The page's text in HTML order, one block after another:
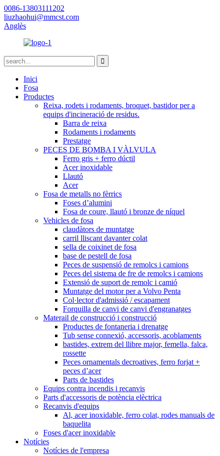
0086-13803111202
liuzhaohui@mmcst.com
Anglès
Inici
Fosa
Productes
Reixa, rodets i rodaments, broquet, bastidor per a
equips d'incineració de residus.
Barra de reixa
Rodaments i rodaments
Prestatge
PECES DE BOMBA I VÀLVULA
Ferro gris + ferro dúctil
Acer inoxidable
Llautó
Acer
Fosa de metalls no fèrrics
Foses d’alumini
Fosa de coure, llautó i bronze de níquel
Vehicles de fosa
claudàtors de muntatge
carril lliscant davanter colat
sella de coixinet de fosa
base de pestell de fosa
Peces de suspensió de remolcs i camions
Peces del sistema de fre de remolcs i camions
Extensió de suport de remolc i camió
Muntatge del motor per a Volvo Penta
Col·lector d'admissió / escapament
Forquilla de canvi de canvi d'engranatges
Materail de construcció i construcció
Productes de fontaneria i drenatge
Tub sense connexió, accessoris, acoblaments
bastides, extrem del llibre major, femella, falca,
rossette
Peces ornamentals decroatives, ferro forjat +
peces d’acer
Parts de bastides
Equips contra incendis i recanvis
Parts d'accessoris de potència elèctrica
Recanvis d'equips
Al, acer inoxidable, ferro colat, rodes manuals de
baquelita
Foses d'acer inoxidable
Notícies
Notícies de l'empresa